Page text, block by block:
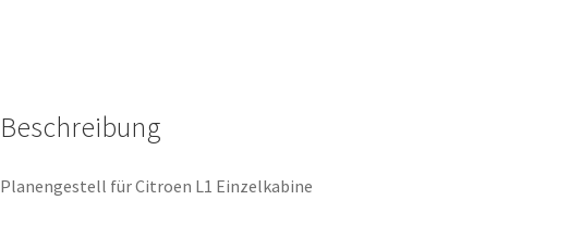
Beschreibung
Planengestell für Citroen L1 Einzelkabine